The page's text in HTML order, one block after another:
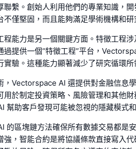
聯繫。創始人利用他們的專業知識，
不僅堅固，而且能夠滿足學術機構和研
程能力是另一個關鍵方面。特徵工程
過提供一個“特徵工程”平台，
實驗。這種能力顯著減少了研究循環
，Vectorspace AI 還提供對金融信息
用於制定投資策略、風險管理和其他
幫助客戶發現可能被忽視的隱藏模式
的區塊鏈方法確保所有數據交易都是
強，智能合約是將協議條款直接寫入